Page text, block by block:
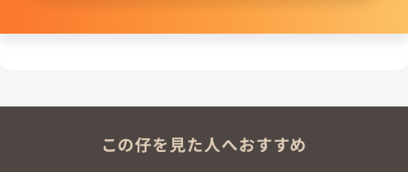
この仔を見た人へおすすめ